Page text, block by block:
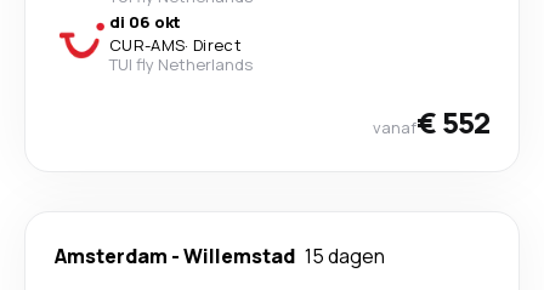
di 06 okt
CUR-AMS· Direct
TUI fly Netherlands
vanaf€ 552
Amsterdam -Willemstad 15 dagen